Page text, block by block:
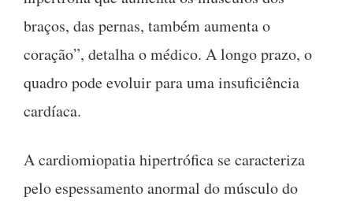
braços, das pernas, também aumenta o
coração”, detalha o médico. A longo prazo, o
quadro pode evoluir para uma insuficiência
cardíaca.
A cardiomiopatia hipertrófica se caracteriza
pelo espessamento anormal do músculo do